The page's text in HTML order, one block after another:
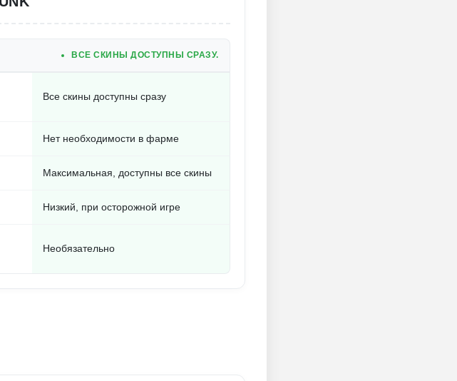
ВСЕ СКИНЫ ДОСТУПНЫ СРАЗУ.
Все скины доступны сразу
Нет необходимости в фарме
Максимальная, доступны все скины
Низкий, при осторожной игре
Необязательно